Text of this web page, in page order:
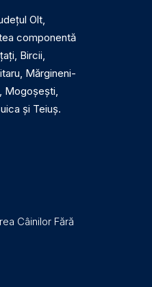
Olt,
componentă
Bircii,
Mărgineni-
Mogoșești,
și Teiuș.
Câinilor Fără